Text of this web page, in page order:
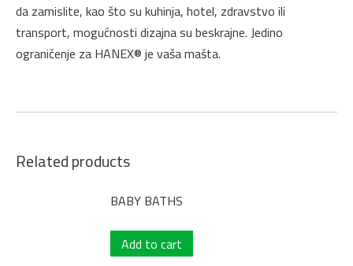
da zamislite, kao što su kuhinja, hotel, zdravstvo ili
transport, mogućnosti dizajna su beskrajne. Jedino
ograničenje za HANEX® je vaša mašta.
Related products
BABY BATHS
Add to cart